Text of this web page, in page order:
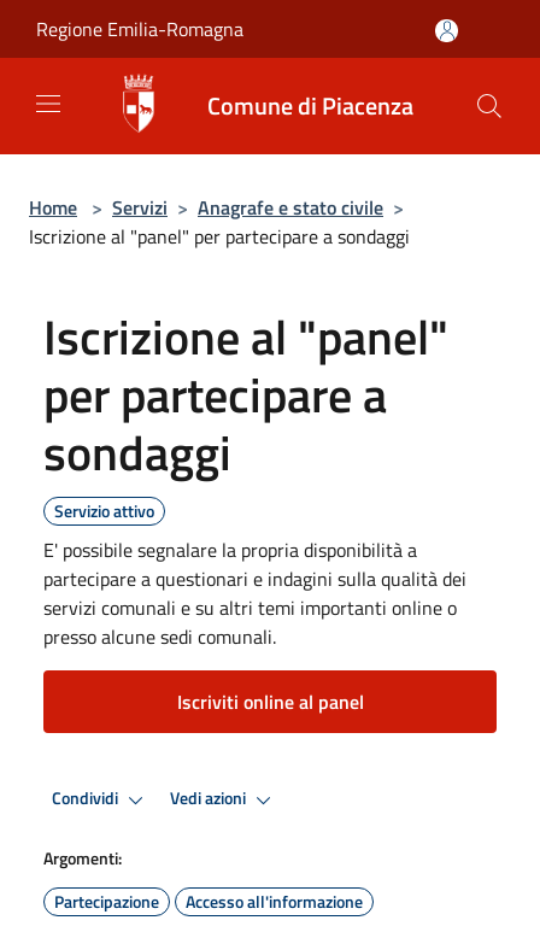
Regione Emilia-Romagna
Comune di Piacenza
Home > Servizi > Anagrafe e stato civile >
Iscrizione al "panel" per partecipare a sondaggi
Iscrizione al "panel"
per partecipare a
sondaggi
Servizio attivo
E' possibile segnalare la propria disponibilità a
partecipare a questionari e indagini sulla qualità dei
servizi comunali e su altri temi importanti online o
presso alcune sedi comunali.
Iscriviti online al panel
Condividi Vedi azioni
Argomenti:
Partecipazione
Accesso all'informazione